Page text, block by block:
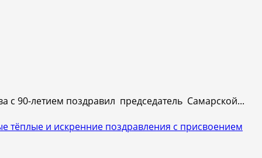
с 90-летием поздравил председатель Самарской...
тёплые и искренние поздравления с присвоением